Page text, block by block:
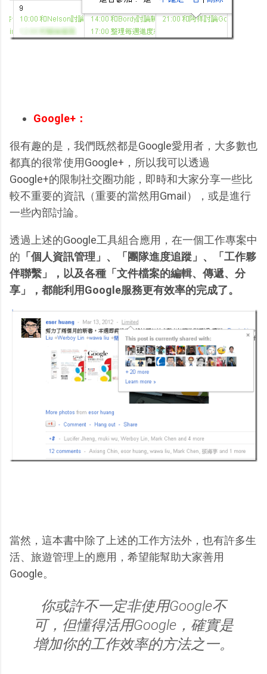
Google+：
很有趣的是，我們既然都是Google愛用者，大多數也
都真的很常使用Google+，所以我可以透過
Google+的限制社交圈功能，即時和大家分享一些比
較不重要的資訊（重要的當然用Gmail），或是進行
一些內部討論。
透過上述的Google工具組合應用，在一個工作專案中
的 「個人資訊管理」、「團隊進度追蹤」、「工作夥
伴聯繫」，以及各種「文件檔案的編輯、傳遞、分
享」，都能利用Google服務更有效率的完成了。
當然，這本書中除了上述的工作方法外，也有許多生
活、旅遊管理上的應用，希望能幫助大家善用
Google。
你或許不一定非使用Google不
可，但懂得活用Google，確實是
增加你的工作效率的方法之一。